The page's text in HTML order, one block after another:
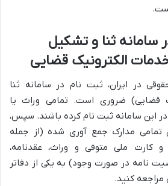
در سامانه ثنا و تشکیل
الکترونیک قضایی
در ایران، ثبت نام در سامانه ثنا
قضایی) ضروری است. تمامی وراث یا
این سامانه ثبت نام کرده باشند. سپس،
تمامی مدارک جمع آوری شده (از جمله
کارت ملی متوفی و وراث، عقدنامه،
نامه در صورت وجود) به یکی از دفاتر
کنید.